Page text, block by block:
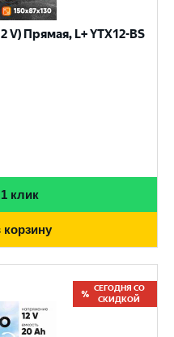
V) Прямая, L+ YTX12-BS
клик
СЕГОДНЯ СО
СКИДКОЙ